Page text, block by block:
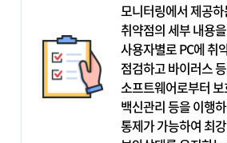
모니터링에서 제공
취약점의 세부 내용
사용자별로 PC에 취
점검하고 바이러스
소프트웨어로부터
백신관리 등을 이행
통제가 가능하여 최